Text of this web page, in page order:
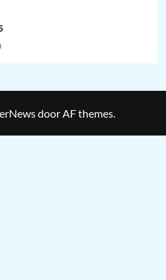
door AF themes.